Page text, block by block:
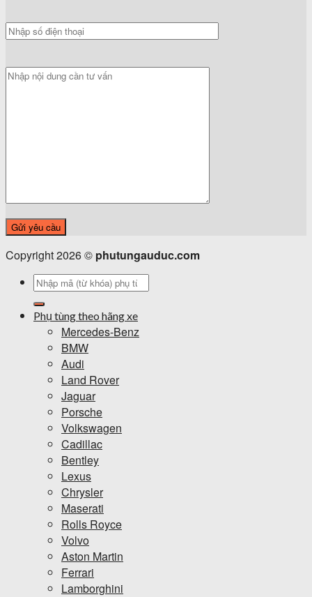
Copyright 2026 © phutungauduc.com
Tìm
Phụ tùng theo hãng xe
Mercedes-Benz
BMW
Audi
Land Rover
Jaguar
Porsche
Volkswagen
Cadillac
Bentley
Lexus
Chrysler
Maserati
Rolls Royce
Volvo
Aston Martin
Ferrari
Lamborghini